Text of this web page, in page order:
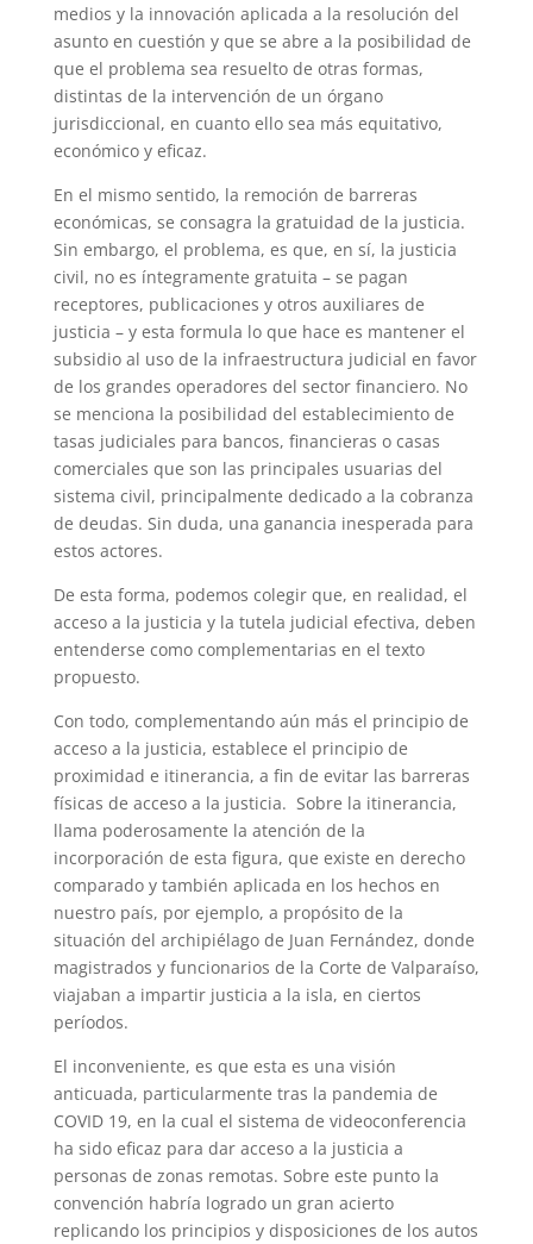
medios y la innovación aplicada a la resolución del
asunto en cuestión y que se abre a la posibilidad de
que el problema sea resuelto de otras formas,
distintas de la intervención de un órgano
jurisdiccional, en cuanto ello sea más equitativo,
económico y eficaz.
En el mismo sentido, la remoción de barreras
económicas, se consagra la gratuidad de la justicia.
Sin embargo, el problema, es que, en sí, la justicia
civil, no es íntegramente gratuita – se pagan
receptores, publicaciones y otros auxiliares de
justicia – y esta formula lo que hace es mantener el
subsidio al uso de la infraestructura judicial en favor
de los grandes operadores del sector financiero. No
se menciona la posibilidad del establecimiento de
tasas judiciales para bancos, financieras o casas
comerciales que son las principales usuarias del
sistema civil, principalmente dedicado a la cobranza
de deudas. Sin duda, una ganancia inesperada para
estos actores.
De esta forma, podemos colegir que, en realidad, el
acceso a la justicia y la tutela judicial efectiva, deben
entenderse como complementarias en el texto
propuesto.
Con todo, complementando aún más el principio de
acceso a la justicia, establece el principio de
proximidad e itinerancia, a fin de evitar las barreras
físicas de acceso a la justicia. Sobre la itinerancia,
llama poderosamente la atención de la
incorporación de esta figura, que existe en derecho
comparado y también aplicada en los hechos en
nuestro país, por ejemplo, a propósito de la
situación del archipiélago de Juan Fernández, donde
magistrados y funcionarios de la Corte de Valparaíso,
viajaban a impartir justicia a la isla, en ciertos
períodos.
El inconveniente, es que esta es una visión
anticuada, particularmente tras la pandemia de
COVID 19, en la cual el sistema de videoconferencia
ha sido eficaz para dar acceso a la justicia a
personas de zonas remotas. Sobre este punto la
convención habría logrado un gran acierto
replicando los principios y disposiciones de los autos